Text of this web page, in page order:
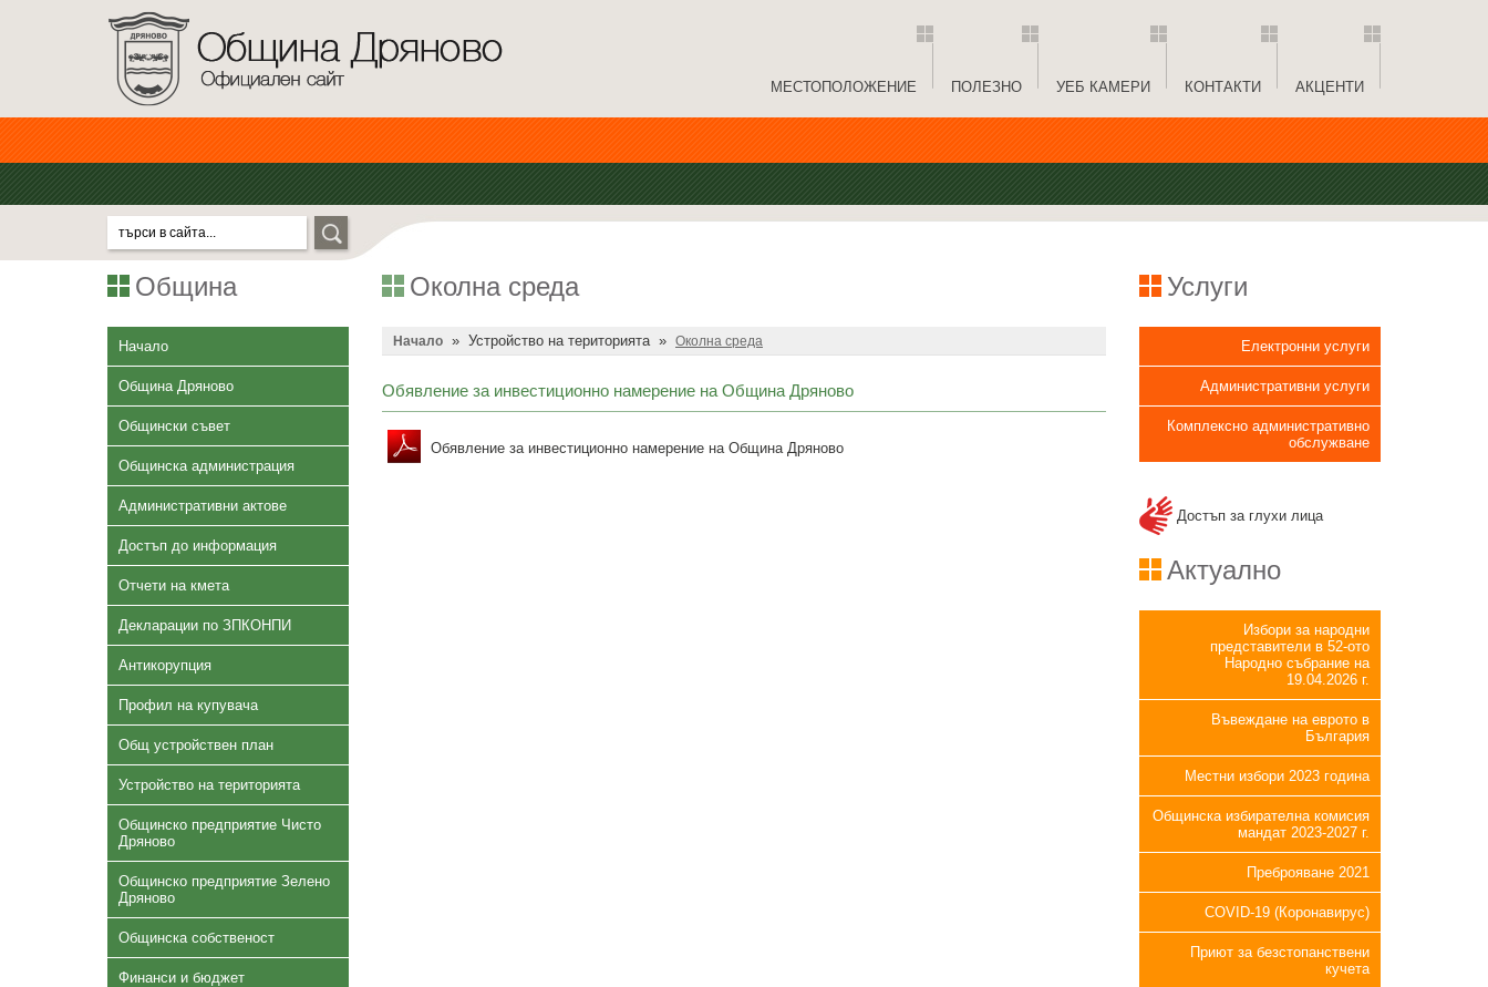
МЕСТОПОЛОЖЕНИЕ ПОЛЕЗНО УЕБ КАМЕРИ КОНТАКТИ АКЦЕНТИ
Община
Начало
Община Дряново
Общински съвет
Общинска администрация
Административни актове
Достъп до информация
Отчети на кмета
Декларации по ЗПКОНПИ
Антикорупция
Профил на купувача
Общ устройствен план
Устройство на територията
Общинско предприятие Чисто
Дряново
Общинско предприятие Зелено
Дряново
Общинска собственост
Финанси и бюджет
Околна среда
Начало » Устройство на територията» Околна среда
Обявление за инвестиционно намерение на Община Дряново
Обявление за инвестиционно намерение на Община Дряново
Услуги
Електронни услуги
Административни услуги
Комплексно административно
обслужване
Достъп за глухи лица
Актуално
Избори за народни
представители в 52-ото
Народно събрание на
19.04.2026 г.
Въвеждане на еврото в
България
Местни избори 2023 година
Общинска избирателна комисия
мандат 2023-2027 г.
Преброяване 2021
COVID-19 (Коронавирус)
Приют за безстопанствени
кучета